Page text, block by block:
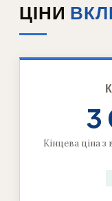
ЦІНИ
3
Кінцева ціна